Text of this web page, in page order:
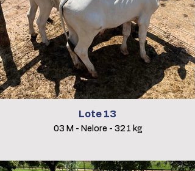
Lote 13
03 M - Nelore - 321 kg